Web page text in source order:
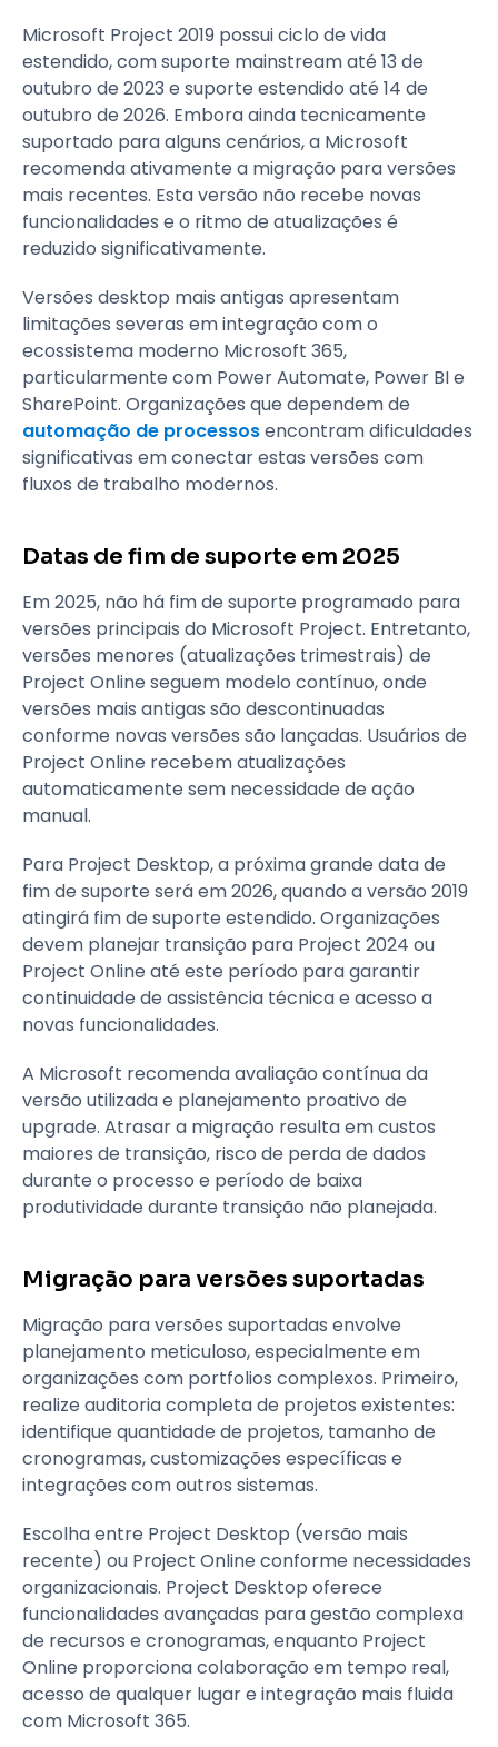
Microsoft Project 2019 possui ciclo de vida
estendido, com suporte mainstream até 13 de
outubro de 2023 e suporte estendido até 14 de
outubro de 2026. Embora ainda tecnicamente
suportado para alguns cenários, a Microsoft
recomenda ativamente a migração para versões
mais recentes. Esta versão não recebe novas
funcionalidades e o ritmo de atualizações é
reduzido significativamente.
Versões desktop mais antigas apresentam
limitações severas em integração com o
ecossistema moderno Microsoft 365,
particularmente com Power Automate, Power BI e
SharePoint. Organizações que dependem de
automação de processosencontram dificuldades
significativas em conectar estas versões com
fluxos de trabalho modernos.
Datas de fim de suporte em 2025
Em 2025, não há fim de suporte programado para
versões principais do Microsoft Project. Entretanto,
versões menores (atualizações trimestrais) de
Project Online seguem modelo contínuo, onde
versões mais antigas são descontinuadas
conforme novas versões são lançadas. Usuários de
Project Online recebem atualizações
automaticamente sem necessidade de ação
manual.
Para Project Desktop, a próxima grande data de
fim de suporte será em 2026, quando a versão 2019
atingirá fim de suporte estendido. Organizações
devem planejar transição para Project 2024 ou
Project Online até este período para garantir
continuidade de assistência técnica e acesso a
novas funcionalidades.
A Microsoft recomenda avaliação contínua da
versão utilizada e planejamento proativo de
upgrade. Atrasar a migração resulta em custos
maiores de transição, risco de perda de dados
durante o processo e período de baixa
produtividade durante transição não planejada.
Migração para versões suportadas
Migração para versões suportadas envolve
planejamento meticuloso, especialmente em
organizações com portfolios complexos. Primeiro,
realize auditoria completa de projetos existentes:
identifique quantidade de projetos, tamanho de
cronogramas, customizações específicas e
integrações com outros sistemas.
Escolha entre Project Desktop (versão mais
recente) ou Project Online conforme necessidades
organizacionais. Project Desktop oferece
funcionalidades avançadas para gestão complexa
de recursos e cronogramas, enquanto Project
Online proporciona colaboração em tempo real,
acesso de qualquer lugar e integração mais fluida
com Microsoft 365.